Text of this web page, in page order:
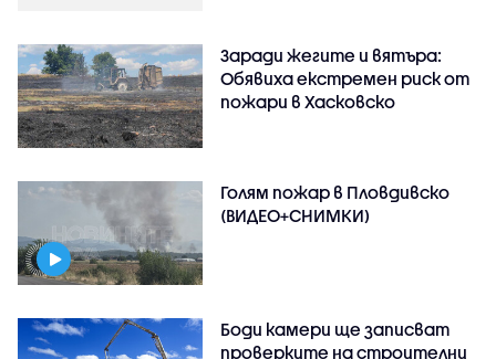
Заради жегите и вятъра:
Обявиха екстремен риск от
пожари в Хасковско
Голям пожар в Пловдивско
(ВИДЕО+СНИМКИ)
Боди камери ще записват
проверките на строителни